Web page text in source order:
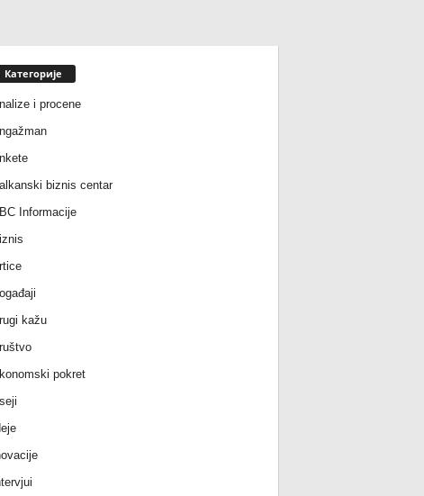
Категорије
i procene
biznis centar
Informacije
kažu
pokret